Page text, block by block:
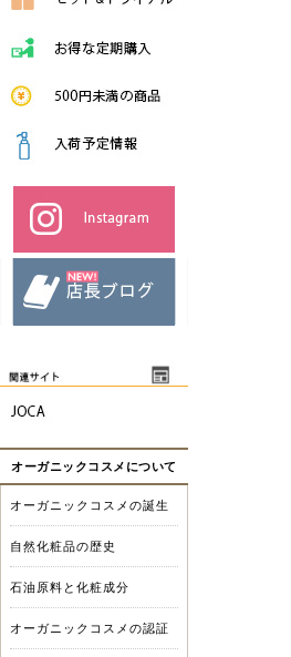
オーガニックコスメについて
オーガニックコスメの誕生
自然化粧品の歴史
石油原料と化粧成分
オーガニックコスメの認証